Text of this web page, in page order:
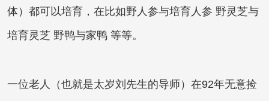
体）都可以培育，在比如野人参与培育人参 野灵芝与
培育灵芝 野鸭与家鸭 等等。
一位老人（也就是太岁刘先生的导师）在92年无意捡